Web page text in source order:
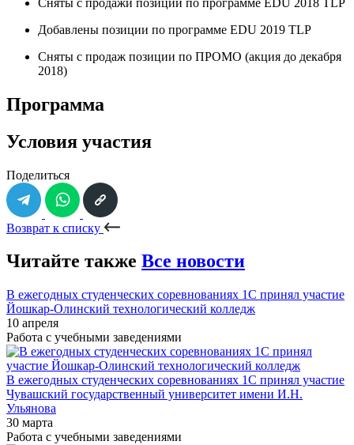
Добавлены позиции по программе EDU 2019 TLP
Сняты с продаж позиции по ПРОМО (акция до декабря
2018)
Программа
Условия участия
Поделиться
Возврат к списку
Читайте также Все новости
В ежегодных студенческих соревнованиях 1С принял участие
Йошкар-Олинский технологический колледж
10 апреля
Работа с учебными заведениями
В ежегодных студенческих соревнованиях 1С принял участие
Чувашский государственный университет имени И.Н.
Ульянова
30 марта
Работа с учебными заведениями